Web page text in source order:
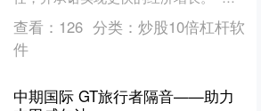
续近来年初就宣布选举日期的传统，可
以确保新西兰民众拥....
查看： 126 分类： 炒股10倍杠杆软
件
中期国际 GT旅行者隔音——助力